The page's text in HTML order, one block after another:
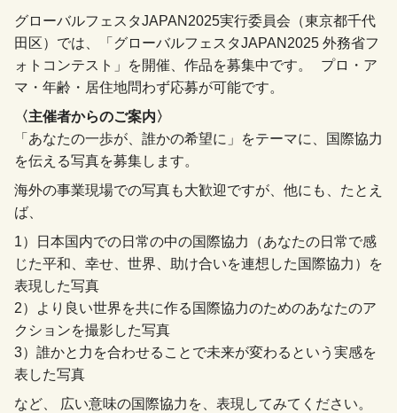
グローバルフェスタJAPAN2025実行委員会（東京都千代
田区）では、「グローバルフェスタJAPAN2025 外務省フ
ォトコンテスト」を開催、作品を募集中です。 プロ・ア
マ・年齢・居住地問わず応募が可能です。
〈主催者からのご案内〉
「あなたの一歩が、誰かの希望に」をテーマに、国際協力
を伝える写真を募集します。
海外の事業現場での写真も大歓迎ですが、他にも、たとえ
ば、
1）日本国内での日常の中の国際協力（あなたの日常で感
じた平和、幸せ、世界、助け合いを連想した国際協力）を
表現した写真
2）より良い世界を共に作る国際協力のためのあなたのア
クションを撮影した写真
3）誰かと力を合わせることで未来が変わるという実感を
表した写真
など、 広い意味の国際協力を、表現してみてください。